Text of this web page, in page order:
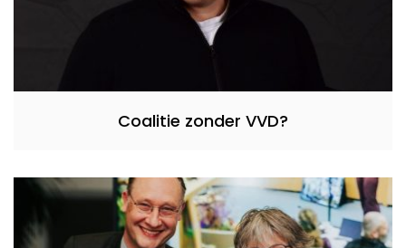
Coalitie zonder VVD?